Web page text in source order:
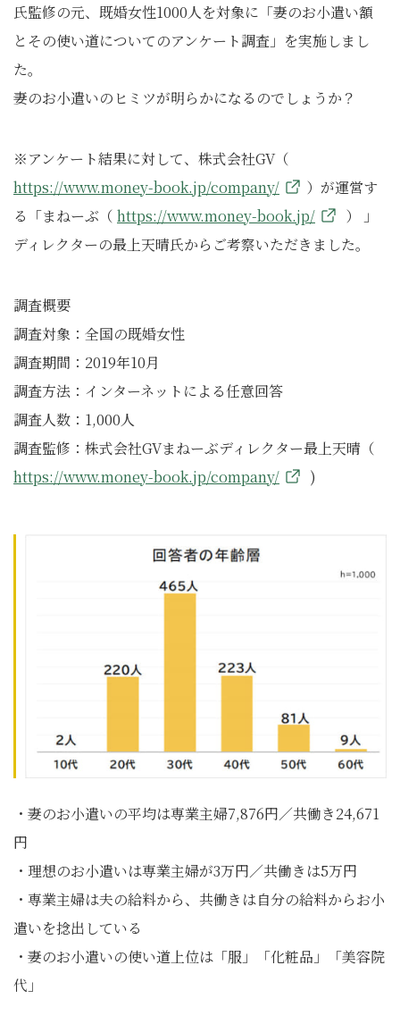
氏監修の元、既婚女性1000人を対象に「妻のお小遣い額
とその使い道についてのアンケート調査」を実施しまし
た。
妻のお小遣いのヒミツが明らかになるのでしょうか？
※アンケート結果に対して、株式会社GV（
https://www.money-book.jp/company/
）が運営す
る「まねーぶ（ https://www.money-book.jp/
） 」
ディレクターの最上天晴氏からご考察いただきました。
調査概要
調査対象：全国の既婚女性
調査期間：2019年10月
調査方法：インターネットによる任意回答
調査人数：1,000人
調査監修：株式会社GVまねーぶディレクター最上天晴（
https://www.money-book.jp/company/
)
・妻のお小遣いの平均は専業主婦7,876円／共働き24,671
円
・理想のお小遣いは専業主婦が3万円／共働きは5万円
・専業主婦は夫の給料から、共働きは自分の給料からお小
遣いを捻出している
・妻のお小遣いの使い道上位は「服」「化粧品」「美容院
代」